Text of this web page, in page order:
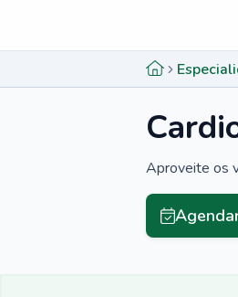
Aproveite os